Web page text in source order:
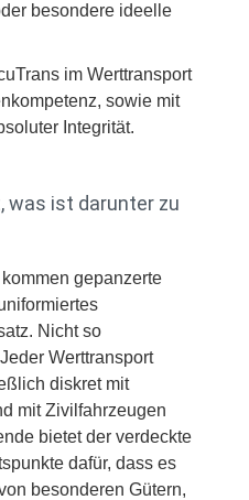
besondere ideelle
im Werttransport
sowie mit
Integrität.
was ist darunter zu
gepanzerte
Nicht so
Jeder Werttransport
diskret mit
mit Zivilfahrzeugen
bietet der verdeckte
dafür, dass es
besonderen Gütern,